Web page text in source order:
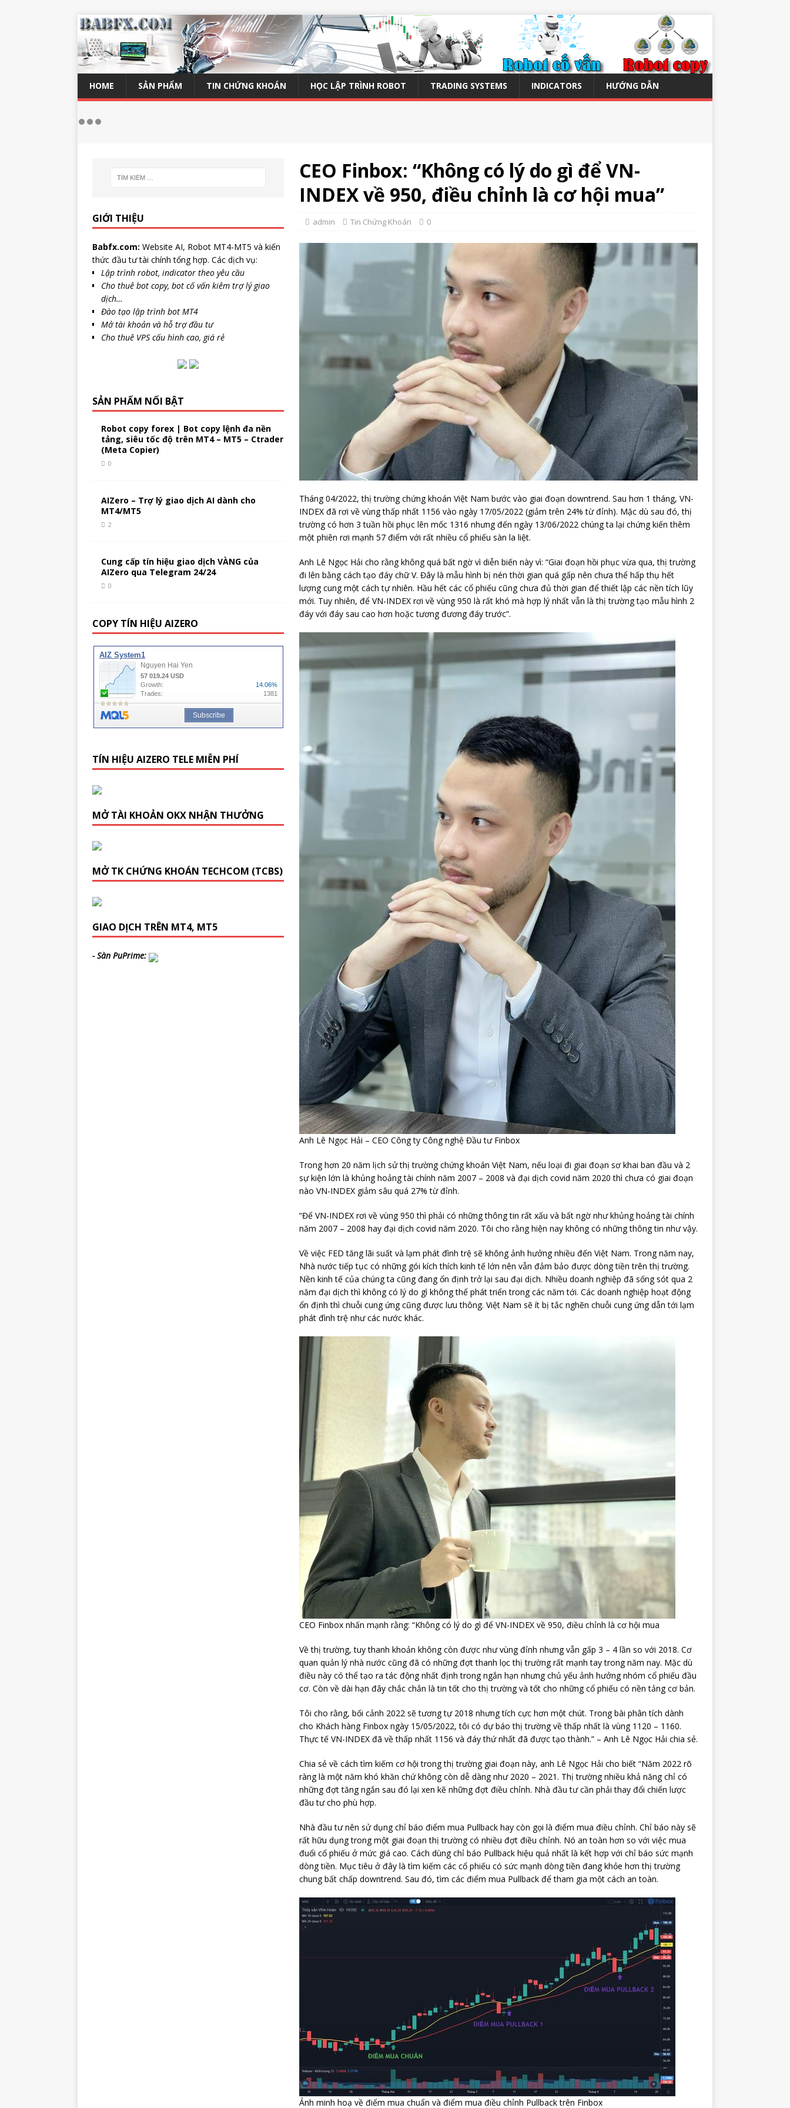
HOME SẢN PHẨM TIN CHỨNG KHOÁN HỌC LẬP TRÌNH ROBOT TRADING SYSTEMS INDICATORS HƯỚNG DẪN
CEO Finbox: “Không có lý do gì để VN-
INDEX về 950, điều chỉnh là cơ hội mua”
admin Tin Chứng Khoán 0
Tháng 04/2022, thị trường chứng khoán Việt Nam bước vào giai đoạn downtrend. Sau hơn 1 tháng, VN-
INDEX đã rơi về vùng thấp nhất 1156 vào ngày 17/05/2022 (giảm trên 24% từ đỉnh). Mặc dù sau đó, thị
trường có hơn 3 tuần hồi phục lên mốc 1316 nhưng đến ngày 13/06/2022 chúng ta lại chứng kiến thêm
một phiên rơi mạnh 57 điểm với rất nhiều cổ phiếu sàn la liệt.
Anh Lê Ngọc Hải cho rằng không quá bất ngờ vì diễn biến này vì: “Giai đoạn hồi phục vừa qua, thị trường
đi lên bằng cách tạo đáy chữ V. Đây là mẫu hình bị nén thời gian quá gấp nên chưa thể hấp thụ hết
lượng cung một cách tự nhiên. Hầu hết các cổ phiếu cũng chưa đủ thời gian để thiết lập các nền tích lũy
mới. Tuy nhiên, để VN-INDEX rơi về vùng 950 là rất khó mà hợp lý nhất vẫn là thị trường tạo mẫu hình 2
đáy với đáy sau cao hơn hoặc tương đương đáy trước”.
Anh Lê Ngọc Hải – CEO Công ty Công nghệ Đầu tư Finbox
Trong hơn 20 năm lịch sử thị trường chứng khoán Việt Nam, nếu loại đi giai đoạn sơ khai ban đầu và 2
sự kiện lớn là khủng hoảng tài chính năm 2007 – 2008 và đại dịch covid năm 2020 thì chưa có giai đoạn
nào VN-INDEX giảm sâu quá 27% từ đỉnh.
“Để VN-INDEX rơi về vùng 950 thì phải có những thông tin rất xấu và bất ngờ như khủng hoảng tài chính
năm 2007 – 2008 hay đại dịch covid năm 2020. Tôi cho rằng hiện nay không có những thông tin như vậy.
Về việc FED tăng lãi suất và lạm phát đình trệ sẽ không ảnh hưởng nhiều đến Việt Nam. Trong năm nay,
Nhà nước tiếp tục có những gói kích thích kinh tế lớn nên vẫn đảm bảo được dòng tiền trên thị trường.
Nền kinh tế của chúng ta cũng đang ổn định trở lại sau đại dịch. Nhiều doanh nghiệp đã sống sót qua 2
năm đại dịch thì không có lý do gì không thể phát triển trong các năm tới. Các doanh nghiệp hoạt động
ổn định thì chuỗi cung ứng cũng được lưu thông. Việt Nam sẽ ít bị tắc nghẽn chuỗi cung ứng dẫn tới lạm
phát đình trệ như các nước khác.
CEO Finbox nhấn mạnh rằng: “Không có lý do gì để VN-INDEX về 950, điều chỉnh là cơ hội mua
Về thị trường, tuy thanh khoản không còn được như vùng đỉnh nhưng vẫn gấp 3 – 4 lần so với 2018. Cơ
quan quản lý nhà nước cũng đã có những đợt thanh lọc thị trường rất mạnh tay trong năm nay. Mặc dù
điều này có thể tạo ra tác động nhất định trong ngắn hạn nhưng chủ yếu ảnh hưởng nhóm cổ phiếu đầu
cơ. Còn về dài hạn đây chắc chắn là tin tốt cho thị trường và tốt cho những cổ phiếu có nền tảng cơ bản.
Tôi cho rằng, bối cảnh 2022 sẽ tương tự 2018 nhưng tích cực hơn một chút. Trong bài phân tích dành
cho Khách hàng Finbox ngày 15/05/2022, tôi có dự báo thị trường về thấp nhất là vùng 1120 – 1160.
Thực tế VN-INDEX đã về thấp nhất 1156 và đáy thứ nhất đã được tạo thành.” – Anh Lê Ngọc Hải chia sẻ.
Chia sẻ về cách tìm kiếm cơ hội trong thị trường giai đoạn này, anh Lê Ngọc Hải cho biết “Năm 2022 rõ
ràng là một năm khó khăn chứ không còn dễ dàng như 2020 – 2021. Thị trường nhiều khả năng chỉ có
những đợt tăng ngắn sau đó lại xen kẽ những đợt điều chỉnh. Nhà đầu tư cần phải thay đổi chiến lược
đầu tư cho phù hợp.
Nhà đầu tư nên sử dụng chỉ báo điểm mua Pullback hay còn gọi là điểm mua điều chỉnh. Chỉ báo này sẽ
rất hữu dụng trong một giai đoạn thị trường có nhiều đợt điều chỉnh. Nó an toàn hơn so với việc mua
đuổi cổ phiếu ở mức giá cao. Cách dùng chỉ báo Pullback hiệu quả nhất là kết hợp với chỉ báo sức mạnh
dòng tiền. Mục tiêu ở đây là tìm kiếm các cổ phiếu có sức mạnh dòng tiền đang khỏe hơn thị trường
chung bất chấp downtrend. Sau đó, tìm các điểm mua Pullback để tham gia một cách an toàn.
Ảnh minh hoạ về điểm mua chuẩn và điểm mua điều chỉnh Pullback trên Finbox
GIỚI THIỆU
Babfx.com: Website AI, Robot MT4-MT5 và kiến
thức đầu tư tài chính tổng hợp. Các dịch vụ:
Lập trình robot, indicator theo yêu cầu
Cho thuê bot copy, bot cố vấn kiêm trợ lý giao
dịch…
Đào tạo lập trình bot MT4
Mở tài khoản và hỗ trợ đầu tư
Cho thuê VPS cấu hình cao, giá rẻ
SẢN PHẨM NỔI BẬT
Robot copy forex | Bot copy lệnh đa nền
tảng, siêu tốc độ trên MT4 – MT5 – Ctrader
(Meta Copier)
0
AIZero – Trợ lý giao dịch AI dành cho
MT4/MT5
2
Cung cấp tín hiệu giao dịch VÀNG của
AIZero qua Telegram 24/24
0
COPY TÍN HIỆU AIZERO
TÍN HIỆU AIZERO TELE MIỄN PHÍ
MỞ TÀI KHOẢN OKX NHẬN THƯỞNG
MỞ TK CHỨNG KHOÁN TECHCOM (TCBS)
GIAO DỊCH TRÊN MT4, MT5
- Sàn PuPrime: